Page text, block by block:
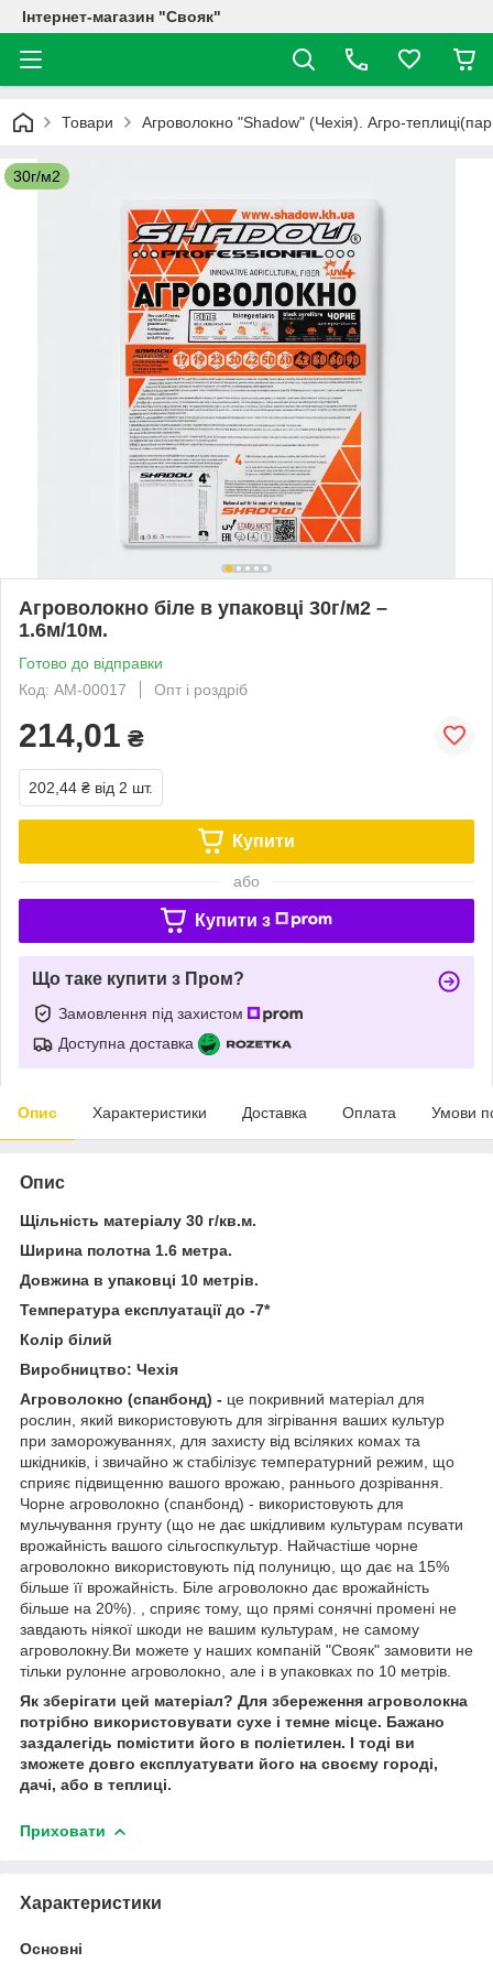
Інтернет-магазин "Свояк"
Товари Агроволокно "Shadow" (Чехія). Агро-
30г/м2
Агроволокно біле в упаковці 30г/м2 –
1.6м/10м.
Готово до відправки
Код: АМ-00017
Опт і роздріб
214,01 ₴
202,44 ₴ від 2 шт.
Купити
або
Купити з
Що таке купити з Пром?
Замовлення під захистом
Доступна доставка
Опис Характеристики Доставка Оплата Умови
Опис
Щільність матеріалу 30 г/кв.м.
Ширина полотна 1.6 метра.
Довжина в упаковці 10 метрів.
Температура експлуатації до -7*
Колір білий
Виробництво: Чехія
Агроволокно (спанбонд) - це покривний матеріал для
рослин, який використовують для зігрівання ваших культур
при заморожуваннях, для захисту від всіляких комах та
шкідників, і звичайно ж стабілізує температурний режим, що
сприяє підвищенню вашого врожаю, раннього дозрівання.
Чорне агроволокно (спанбонд) - використовують для
мульчування грунту (що не дає шкідливим культурам псувати
врожайність вашого сільгоспкультур. Найчастіше чорне
агроволокно використовують під полуницю, що дає на 15%
більше її врожайність. Біле агроволокно дає врожайність
більше на 20%). , сприяє тому, що прямі сонячні промені не
завдають ніякої шкоди не вашим культурам, не самому
агроволокну.Ви можете у наших компаній "Свояк" замовити не
тільки рулонне агроволокно, але і в упаковках по 10 метрів.
Як зберігати цей матеріал? Для збереження агроволокна
потрібно використовувати сухе і темне місце. Бажано
заздалегідь помістити його в поліетилен. І тоді ви
зможете довго експлуатувати його на своєму городі,
дачі, або в теплиці.
Приховати
Характеристики
Основні